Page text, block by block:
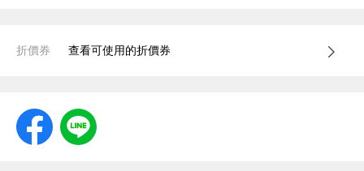
折價券 查看可使用的折價券